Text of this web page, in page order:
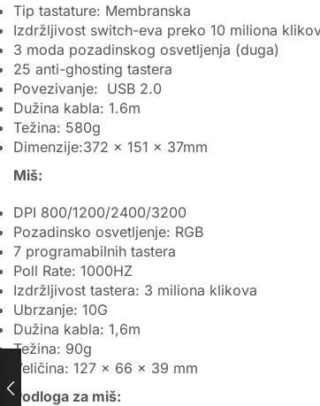
Tip tastature: Membranska
Izdržljivost switch-eva preko 10 miliona
3 moda pozadinskog osvetljenja (duga)
25 anti-ghosting tastera
Povezivanje: USB 2.0
Dužina kabla: 1.6m
Težina: 580g
Dimenzije:372 x 151 x 37mm
Miš:
DPI 800/1200/2400/3200
Pozadinsko osvetljenje: RGB
7 programabilnih tastera
Poll Rate: 1000HZ
Izdržljivost tastera: 3 miliona klikova
Ubrzanje: 10G
Dužina kabla: 1,6m
Težina: 90g
Veličina: 127 x 66 x 39 mm
Podloga za miš: